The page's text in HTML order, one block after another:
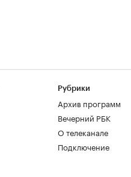
Рубрики
Архив программ
Вечерний РБК
О телеканале
Подключение